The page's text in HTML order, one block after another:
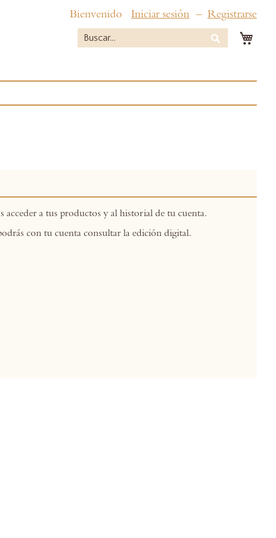
Bienvenido Iniciar sesión Registrarse
Buscar
acceder a tus productos y al historial de tu cuenta.
con tu cuenta consultar la edición digital.